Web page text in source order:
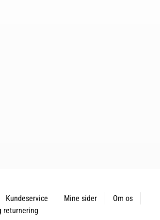
Kundeservice Mine sider
Om os
returnering